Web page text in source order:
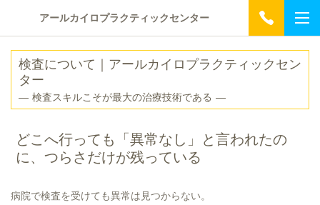
アールカイロプラクティックセンター
検査について｜アールカイロプラクティックセン
ター
― 検査スキルこそが最大の治療技術である ―
どこへ行っても「異常なし」と言われたの
に、つらさだけが残っている
病院で検査を受けても異常は見つからない。